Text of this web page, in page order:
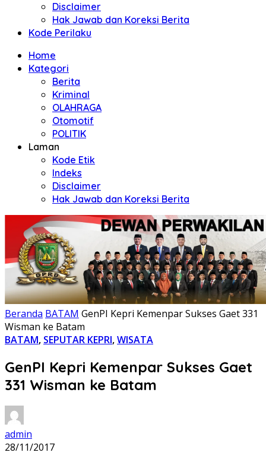
Disclaimer
Hak Jawab dan Koreksi Berita
Kode Perilaku
Home
Kategori
Berita
Kriminal
OLAHRAGA
Otomotif
POLITIK
Laman
Kode Etik
Indeks
Disclaimer
Hak Jawab dan Koreksi Berita
Beranda BATAM GenPI Kepri Kemenpar Sukses Gaet 331
Wisman ke Batam
BATAM, SEPUTAR KEPRI,WISATA
GenPI Kepri Kemenpar Sukses Gaet
331 Wisman ke Batam
admin
28/11/2017